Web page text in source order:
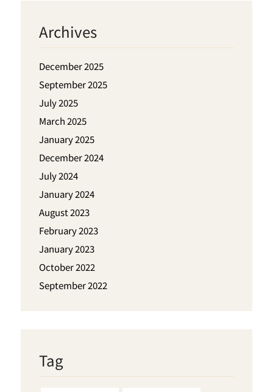
Archives
December 2025
September 2025
July 2025
March 2025
January 2025
December 2024
July 2024
January 2024
August 2023
February 2023
January 2023
October 2022
September 2022
Tag